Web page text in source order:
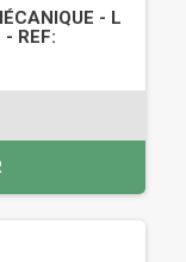
- L
REF: